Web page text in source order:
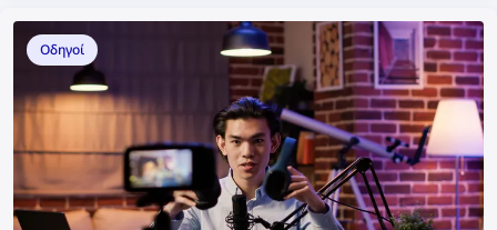
οποία μπορεί να αποκαλύψει πολύτιμες
πληροφορίες και να υποστηρίξει την έρευνα. Πώς
μπορείτε, λοιπόν, να βρείτε περισσότερες
πληροφορίες από μια φωτογραφία;
Οδηγοί